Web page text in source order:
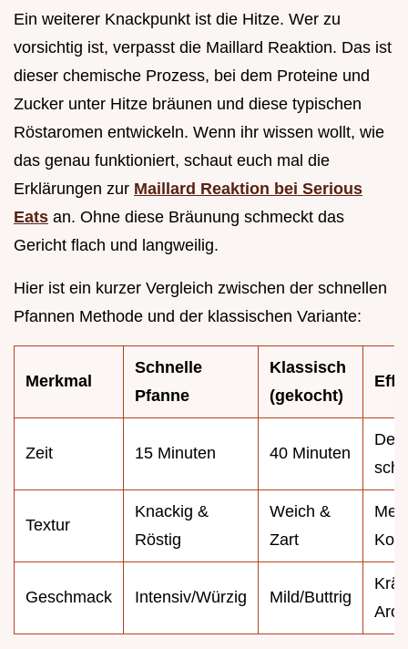
Ein weiterer Knackpunkt ist die Hitze. Wer zu
vorsichtig ist, verpasst die Maillard Reaktion. Das ist
dieser chemische Prozess, bei dem Proteine und
Zucker unter Hitze bräunen und diese typischen
Röstaromen entwickeln. Wenn ihr wissen wollt, wie
das genau funktioniert, schaut euch mal die
Erklärungen zur Maillard Reaktion bei Serious
Eats an. Ohne diese Bräunung schmeckt das
Gericht flach und langweilig.
Hier ist ein kurzer Vergleich zwischen der schnellen
Pfannen Methode und der klassischen Variante:
Merkmal
Schnelle
Pfanne
Klassisch
(gekocht)
Zeit 15 Minuten 40 Minuten
Textur
Knackig &
Röstig
Weich &
Zart
Geschmack Intensiv/Würzig Mild/Buttrig